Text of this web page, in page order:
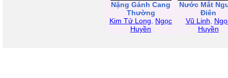
Nặng Gánh Cang
Thường
Kim Tử Long
Ngọc
Huyền
Nước Mắt
Điên
Vũ Linh
Huyền